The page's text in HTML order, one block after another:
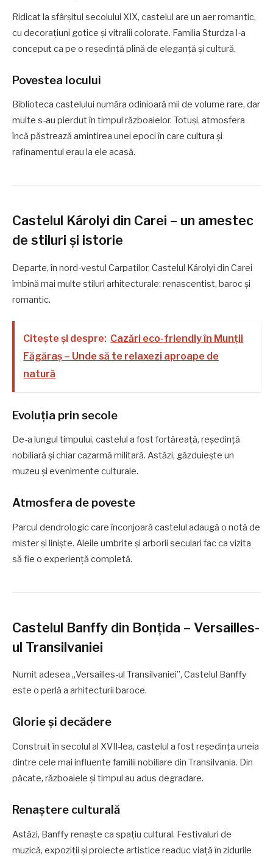
Ridicat la sfârșitul secolului XIX, castelul are un aer romantic,
cu decorațiuni gotice și vitralii colorate. Familia Sturdza l-a
conceput ca pe o reședință plină de eleganță și cultură.
Povestea locului
Biblioteca castelului număra odinioară mii de volume rare, dar
multe s-au pierdut în timpul războaielor. Totuși, atmosfera
încă păstrează amintirea unei epoci în care cultura și
rafinamentul erau la ele acasă.
Castelul Károlyi din Carei – un amestec
de stiluri și istorie
Departe, în nord-vestul Carpaților, Castelul Károlyi din Carei
îmbină mai multe stiluri arhitecturale: renascentist, baroc și
romantic.
Citește și despre: Cazări eco-friendly în Munții
Făgăraș – Unde să te relaxezi aproape de
natură
Evoluția prin secole
De-a lungul timpului, castelul a fost fortăreață, reședință
nobiliară și chiar cazarmă militară. Astăzi, găzduiește un
muzeu și evenimente culturale.
Atmosfera de poveste
Parcul dendrologic care înconjoară castelul adaugă o notă de
mister și liniște. Aleile umbrite și arborii seculari fac ca vizita
să fie o experiență completă.
Castelul Banffy din Bonțida – Versailles-
ul Transilvaniei
Numit adesea „Versailles-ul Transilvaniei”, Castelul Banffy
este o perlă a arhitecturii baroce.
Glorie și decădere
Construit în secolul al XVII-lea, castelul a fost reședința uneia
dintre cele mai influente familii nobiliare din Transilvania. Din
păcate, războaiele și timpul au adus degradare.
Renaștere culturală
Astăzi, Banffy renaște ca spațiu cultural. Festivaluri de
muzică, expoziții și proiecte artistice readuc viață în zidurile